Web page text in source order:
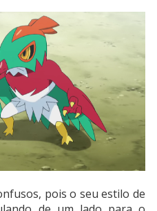
pois o seu estilo de